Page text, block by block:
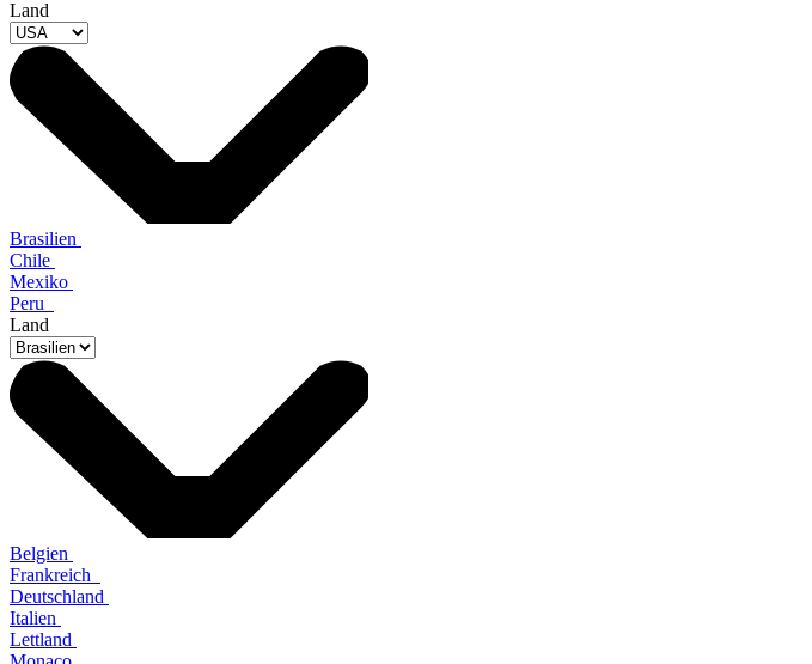
Land
Brasilien
Chile
Mexiko
Peru
Land
Belgien
Frankreich
Deutschland
Italien
Lettland